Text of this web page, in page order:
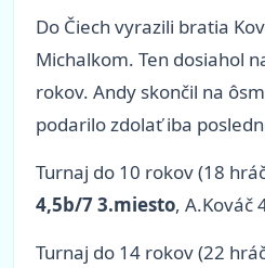
Do Čiech vyrazili bratia
Michalkom. Ten dosiahol
rokov. Andy skončil na
podarilo zdolať iba
Turnaj do 10 rokov (18
4,5b/7 3.miesto, A.Kováč
Turnaj do 14 rokov (22